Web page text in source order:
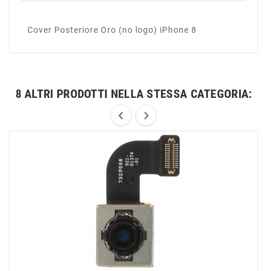
Cover Posteriore Oro (no logo) iPhone 8
8 ALTRI PRODOTTI NELLA STESSA CATEGORIA: